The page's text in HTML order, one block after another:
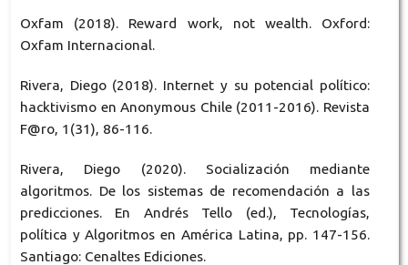
Oxfam (2018). Reward work, not wealth. Oxford:
Oxfam Internacional.
Rivera, Diego (2018). Internet y su potencial político:
hacktivismo en Anonymous Chile (2011-2016). Revista
F@ro, 1(31), 86-116.
Rivera, Diego (2020). Socialización mediante
algoritmos. De los sistemas de recomendación a las
predicciones. En Andrés Tello (ed.), Tecnologías,
política y Algoritmos en América Latina, pp. 147-156.
Santiago: Cenaltes Ediciones.